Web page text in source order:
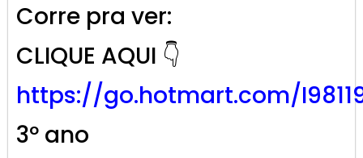
Corre pra ver:
CLIQUE AQUI 👇
https://go.hotmart.com/
3º ano